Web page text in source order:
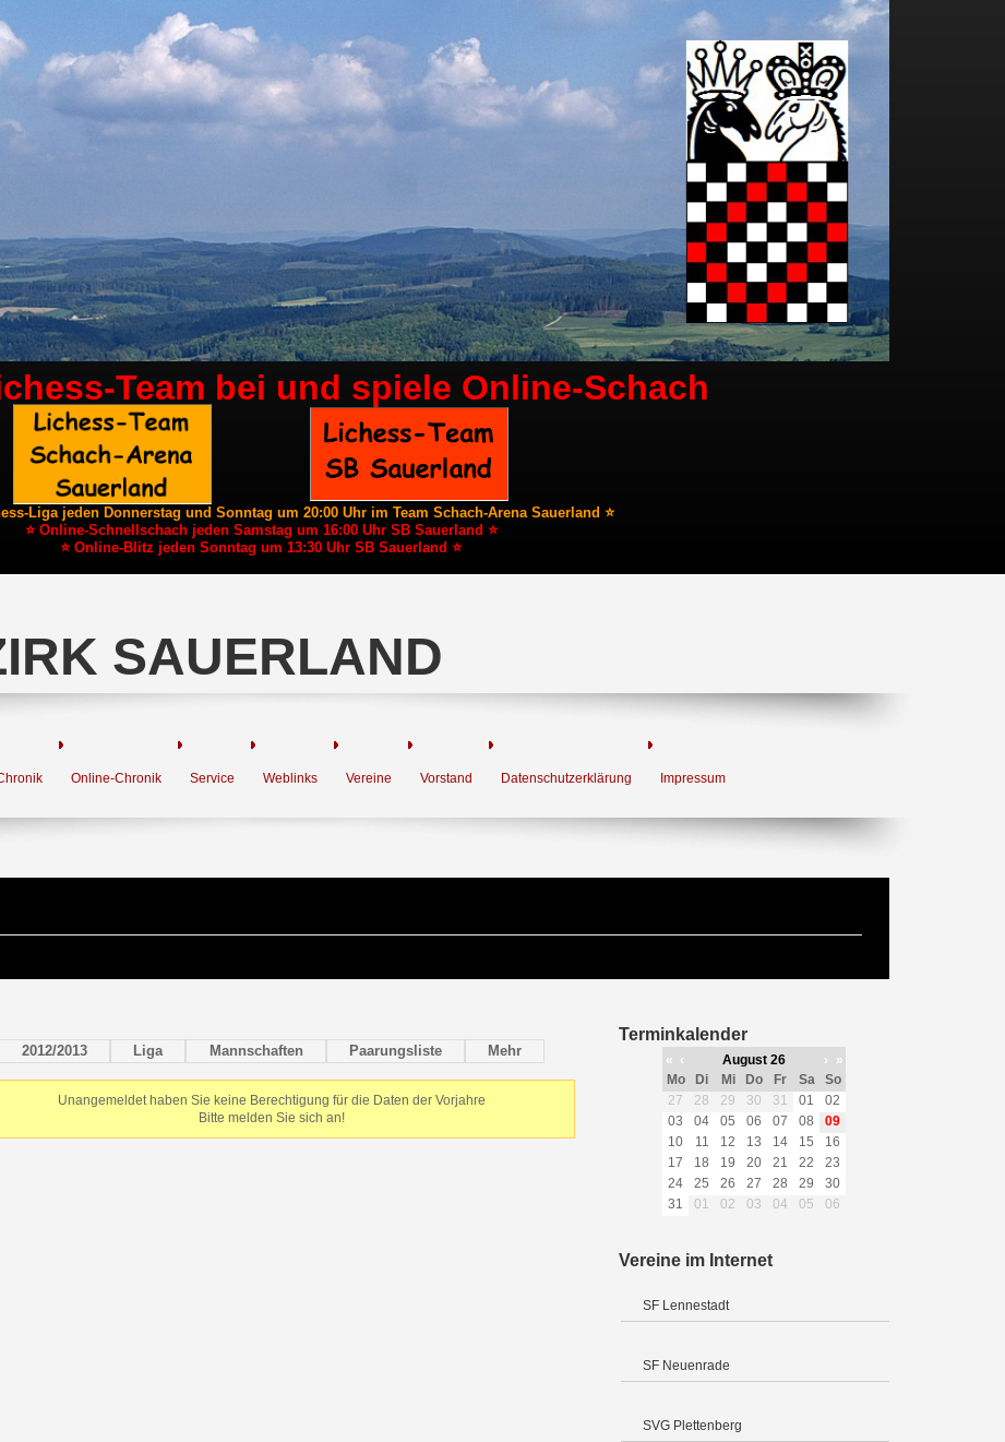
Team bei und spiele Online-Schach
Liga jeden Donnerstag und Sonntag um 20:00 Uhr im Team Schach-Arena Sauerland ⭐
⭐ Online-Schnellschach jeden Samstag um 16:00 Uhr SB Sauerland ⭐
⭐ Online-Blitz jeden Sonntag um 13:30 Uhr SB Sauerland ⭐
SAUERLAND
Online-Chronik Service Weblinks Vereine Vorstand Datenschutzerklärung Impressum
2012/2013 Liga Mannschaften Paarungsliste Mehr
Unangemeldet haben Sie keine Berechtigung für die Daten der Vorjahre
Bitte melden Sie sich an!
Terminkalender
« ‹ August 26 ›
»
Mo
Di Mi Do Fr Sa
So
27
28 29 30 31 01
02
03
04 05 06 07 08
09
10
11 12 13 14 15
16
17
18 19 20 21 22
23
24
25 26 27 28 29
30
31
01 02 03 04 05 06
Vereine im Internet
SF Lennestadt
SF Neuenrade
SVG Plettenberg